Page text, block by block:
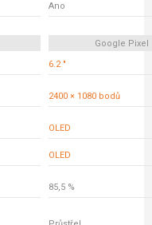
Ano
Google Pixel
6.2 "
2400 × 1080 bodů
OLED
OLED
85,5 %